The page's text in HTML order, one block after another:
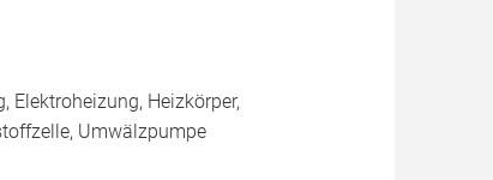
Elektroheizung, Heizkörper,
Umwälzpumpe